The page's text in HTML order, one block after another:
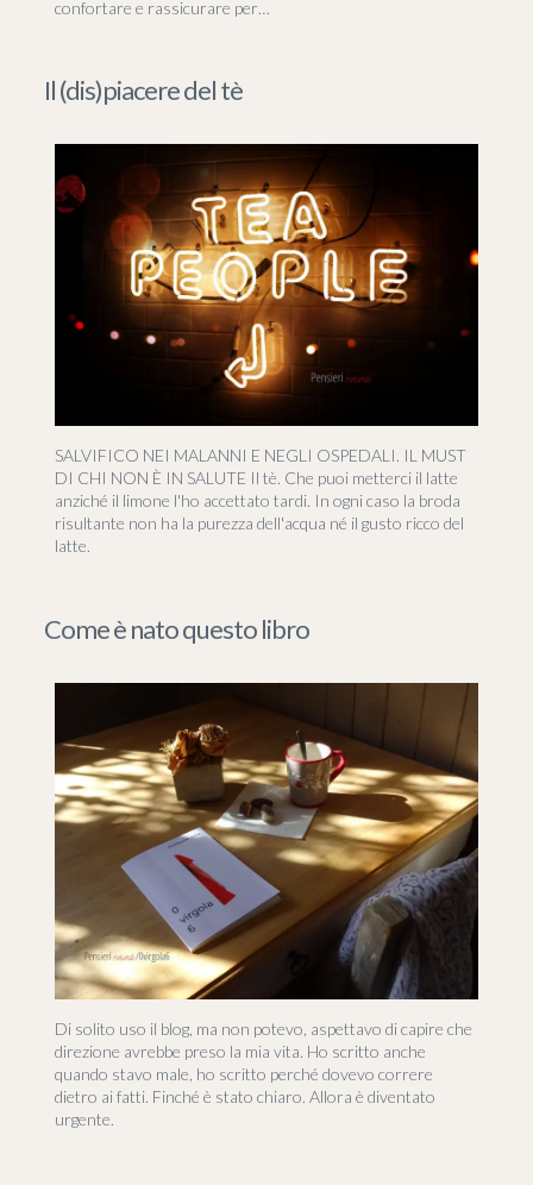
confortare e rassicurare per…
Il (dis)piacere del tè
SALVIFICO NEI MALANNI E NEGLI OSPEDALI. IL MUST
DI CHI NON È IN SALUTE Il tè. Che puoi metterci il latte
anziché il limone l'ho accettato tardi. In ogni caso la broda
risultante non ha la purezza dell'acqua né il gusto ricco del
latte.
Come è nato questo libro
Di solito uso il blog, ma non potevo, aspettavo di capire che
direzione avrebbe preso la mia vita. Ho scritto anche
quando stavo male, ho scritto perché dovevo correre
dietro ai fatti. Finché è stato chiaro. Allora è diventato
urgente.